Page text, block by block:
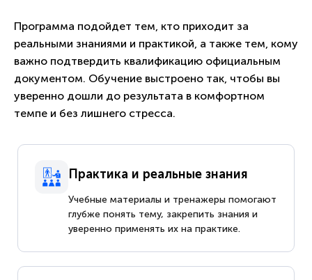
Программа подойдет тем, кто приходит за
реальными знаниями и практикой, а также тем, кому
важно подтвердить квалификацию официальным
документом. Обучение выстроено так, чтобы вы
уверенно дошли до результата в комфортном
темпе и без лишнего стресса.
Практика и реальные знания
Учебные материалы и тренажеры помогают
глубже понять тему, закрепить знания и
уверенно применять их на практике.